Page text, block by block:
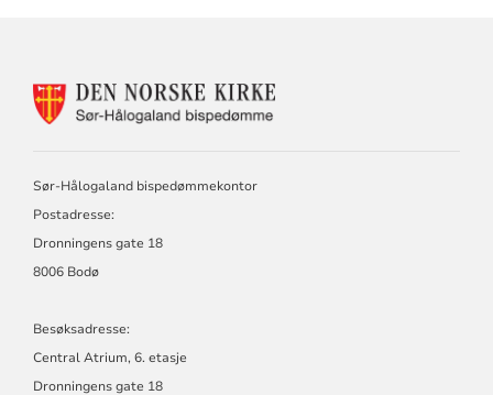
KONTAKTINFORMASJON
Sør-Hålogaland bispedømmekontor
Postadresse:
Dronningens gate 18
8006 Bodø
Besøksadresse:
Central Atrium, 6. etasje
Dronningens gate 18